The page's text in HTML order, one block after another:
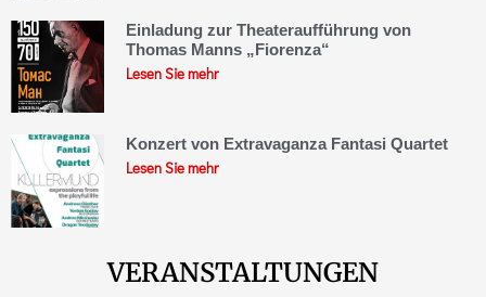
Einladung zur Theateraufführung von
Thomas Manns „Fiorenza“
Lesen Sie mehr
Konzert von Extravaganza Fantasi Quartet
Lesen Sie mehr
VERANSTALTUNGEN